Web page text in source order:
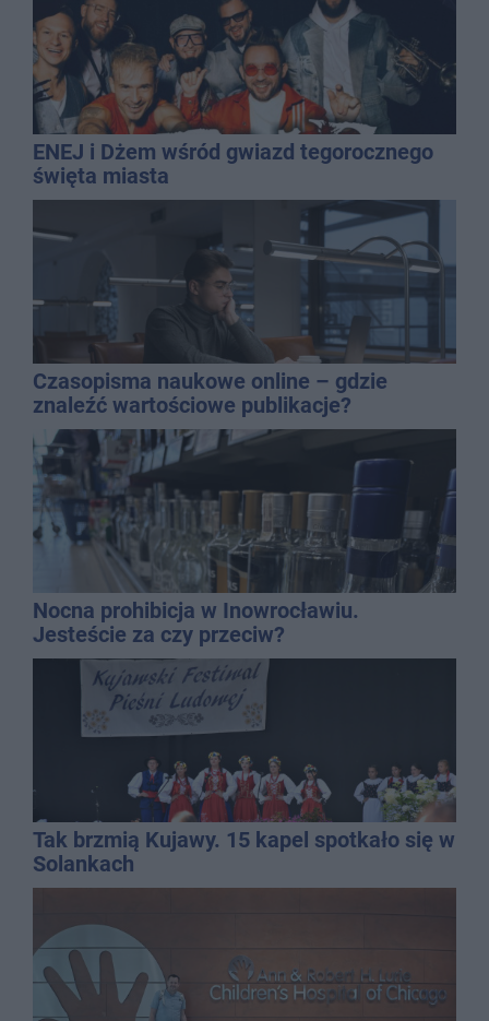
ENEJ i Dżem wśród gwiazd tegorocznego
święta miasta
Czasopisma naukowe online – gdzie
znaleźć wartościowe publikacje?
Nocna prohibicja w Inowrocławiu.
Jesteście za czy przeciw?
Tak brzmią Kujawy. 15 kapel spotkało się w
Solankach